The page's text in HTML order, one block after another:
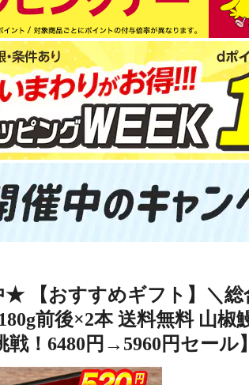
★ 【おすすめギフト】＼
前後×2本 送料無料 山
！6480円→5960円セール】